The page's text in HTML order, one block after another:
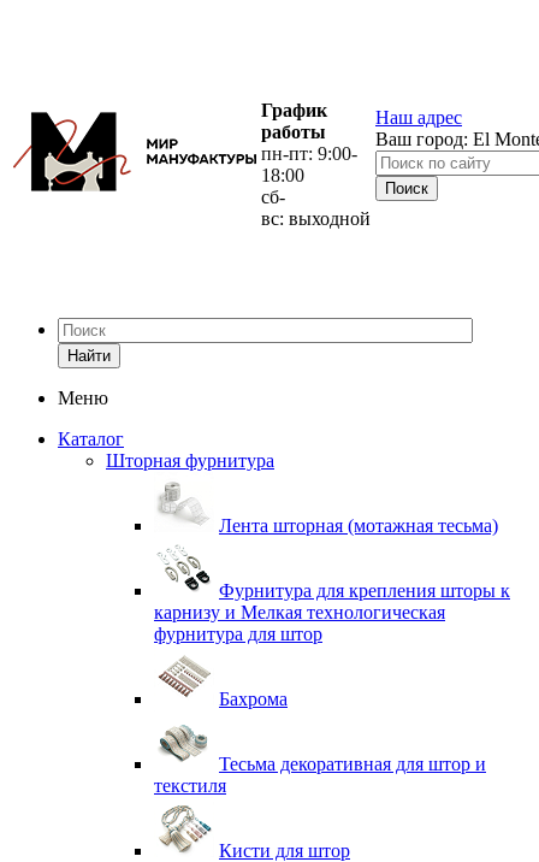
График
работы
пн-пт: 9:00-
18:00
сб-
вс: выходной
Наш адрес
Ваш город: El
Найти
Меню
Каталог
Шторная фурнитура
Лента шторная (мотажная тесьма)
Фурнитура для крепления шторы к
карнизу и Мелкая технологическая
фурнитура для штор
Бахрома
Тесьма декоративная для штор и
текстиля
Кисти для штор